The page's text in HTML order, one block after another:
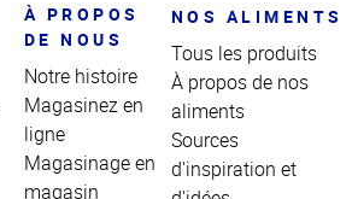
À PROPOS
DE NOUS
Notre histoire
Magasinez en
ligne
Magasinage en
magasin
NOS ALIMENTS
Tous les produits
À propos de nos
aliments
Sources
d'inspiration et